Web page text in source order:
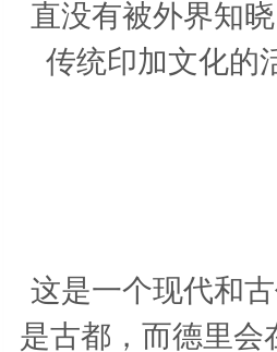
直没有被外界知
传统印加文化的
这是一个现代和
是古都，而德里